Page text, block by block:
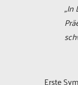
„In
Erste